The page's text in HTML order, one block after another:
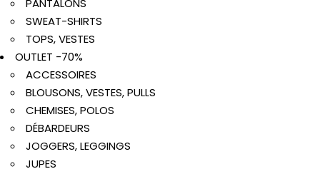
PANTALONS
SWEAT-SHIRTS
TOPS, VESTES
OUTLET -70%
ACCESSOIRES
BLOUSONS, VESTES, PULLS
CHEMISES, POLOS
DÉBARDEURS
JOGGERS, LEGGINGS
JUPES